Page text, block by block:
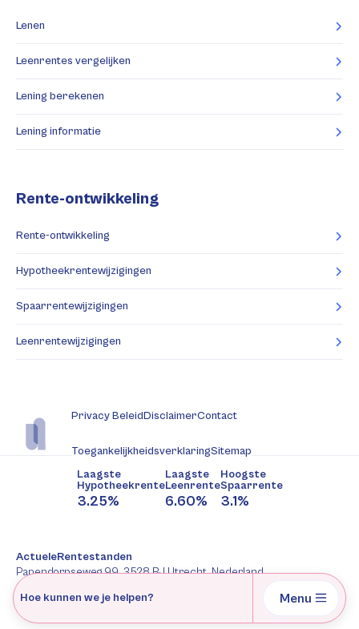
Lenen
Leenrentes vergelijken
Lening berekenen
Lening informatie
Rente-ontwikkeling
Rente-ontwikkeling
Hypotheekrentewijzigingen
Spaarrentewijzigingen
Leenrentewijzigingen
Privacy BeleidDisclaimerContact
ToegankelijkheidsverklaringSitemap
Laagste
Hypotheekrente
3.25%
Laagste
Leenrente
6.60%
Hoogste
Spaarrente
3.1%
ActueleRentestanden
Papendorpseweg 99, 3528 BJ Utrecht, Nederland
088-2277344
AFM: 12047091
Hoe kunnen we je helpen? Menu